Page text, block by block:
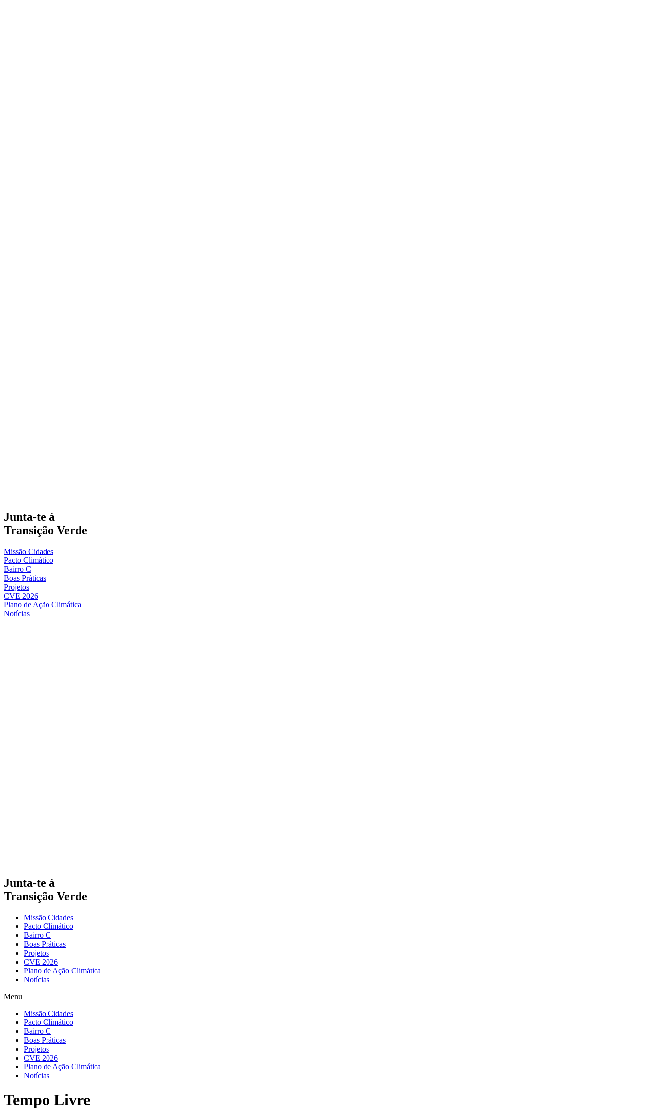
Junta-te à
Transição Verde
Missão Cidades
Pacto Climático
Bairro C
Boas Práticas
Projetos
CVE 2026
Plano de Ação Climática
Notícias
Junta-te à
Transição Verde
Missão Cidades
Pacto Climático
Bairro C
Boas Práticas
Projetos
CVE 2026
Plano de Ação Climática
Notícias
Menu
Missão Cidades
Pacto Climático
Bairro C
Boas Práticas
Projetos
CVE 2026
Plano de Ação Climática
Notícias
Tempo Livre